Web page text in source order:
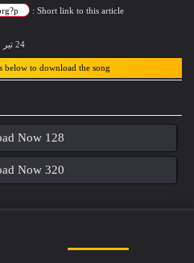
Short link to this article :
24 تیر 1400
below to download the song
Now 128
Now 320